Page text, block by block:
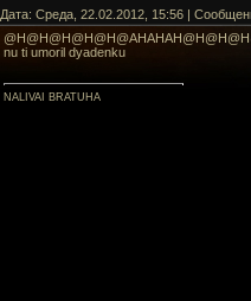
Дата: Среда, 22.02.2012, 15:56 |
nu ti umoril dyadenku
NALIVAI BRATUHA